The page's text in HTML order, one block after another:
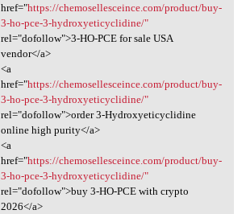
href="https://chemosellesceince.com/product/buy-
3-ho-pce-3-hydroxyeticyclidine/"
rel="dofollow">3-HO-PCE for sale USA
vendor</a>
<a
href="https://chemosellesceince.com/product/buy-
3-ho-pce-3-hydroxyeticyclidine/"
rel="dofollow">order 3-Hydroxyeticyclidine
online high purity</a>
<a
href="https://chemosellesceince.com/product/buy-
3-ho-pce-3-hydroxyeticyclidine/"
rel="dofollow">buy 3-HO-PCE with crypto
2026</a>